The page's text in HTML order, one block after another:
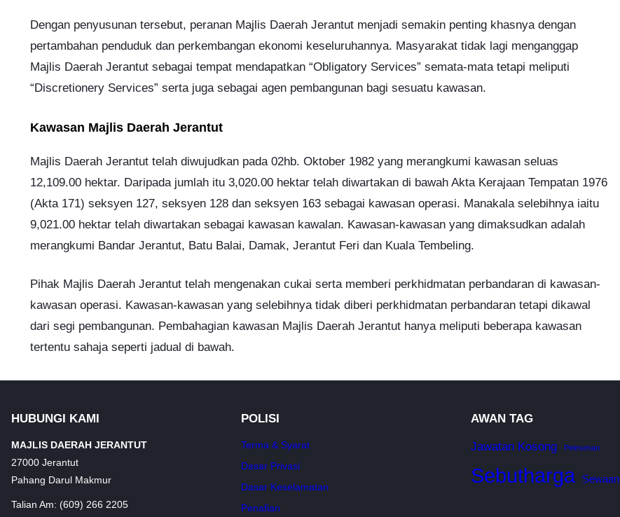
Dengan penyusunan tersebut, peranan Majlis Daerah Jerantut menjadi semakin penting khasnya dengan
pertambahan penduduk dan perkembangan ekonomi keseluruhannya. Masyarakat tidak lagi menganggap
Majlis Daerah Jerantut sebagai tempat mendapatkan “Obligatory Services” semata-mata tetapi meliputi
“Discretionery Services” serta juga sebagai agen pembangunan bagi sesuatu kawasan.
Kawasan Majlis Daerah Jerantut
Majlis Daerah Jerantut telah diwujudkan pada 02hb. Oktober 1982 yang merangkumi kawasan seluas
12,109.00 hektar. Daripada jumlah itu 3,020.00 hektar telah diwartakan di bawah Akta Kerajaan Tempatan 1976
(Akta 171) seksyen 127, seksyen 128 dan seksyen 163 sebagai kawasan operasi. Manakala selebihnya iaitu
9,021.00 hektar telah diwartakan sebagai kawasan kawalan. Kawasan-kawasan yang dimaksudkan adalah
merangkumi Bandar Jerantut, Batu Balai, Damak, Jerantut Feri dan Kuala Tembeling.
Pihak Majlis Daerah Jerantut telah mengenakan cukai serta memberi perkhidmatan perbandaran di kawasan-
kawasan operasi. Kawasan-kawasan yang selebihnya tidak diberi perkhidmatan perbandaran tetapi dikawal
dari segi pembangunan. Pembahagian kawasan Majlis Daerah Jerantut hanya meliputi beberapa kawasan
tertentu sahaja seperti jadual di bawah.
HUBUNGI KAMI
MAJLIS DAERAH JERANTUT
27000 Jerantut
Pahang Darul Makmur
Talian Am: (609) 266 2205
POLISI
Terma & Syarat
Dasar Privasi
Dasar Keselamatan
Penafian
AWAN TAG
Jawatan Kosong Pelesenan
Sebutharga Sewaan